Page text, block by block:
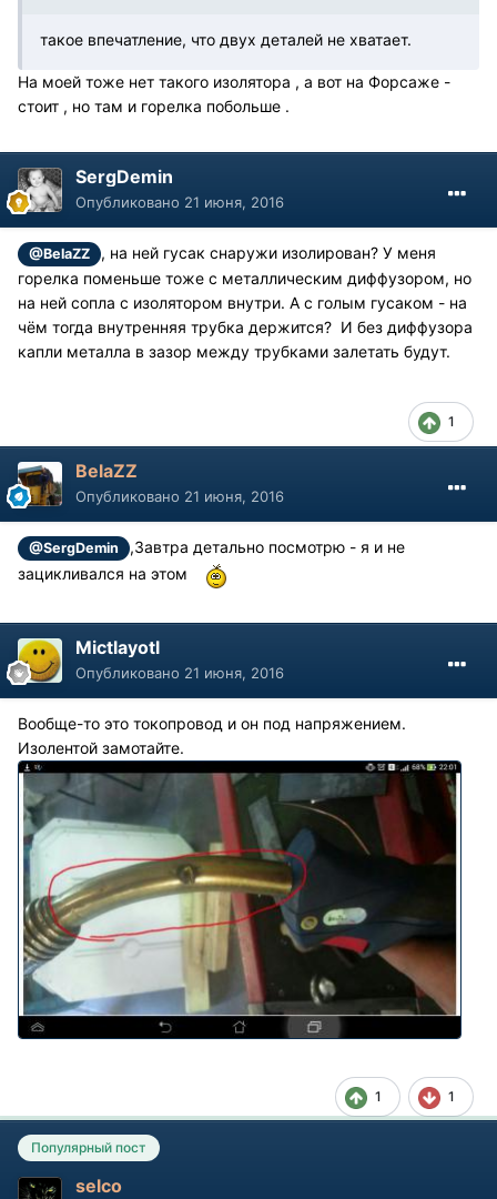
такое впечатление, что двух деталей не хватает.
На моей тоже нет такого изолятора , а вот на Форсаже -
стоит , но там и горелка побольше .
SergDemin
Опубликовано 21 июня, 2016
@BelaZZ
, на ней гусак снаружи изолирован? У меня
горелка поменьше тоже с металлическим диффузором, но
на ней сопла с изолятором внутри. А с голым гусаком - на
чём тогда внутренняя трубка держится? И без диффузора
капли металла в зазор между трубками залетать будут.
1
BelaZZ
Опубликовано 21 июня, 2016
@SergDemin
,Завтра детально посмотрю - я и не
зацикливался на этом
Mictlayotl
Опубликовано 21 июня, 2016
Вообще-то это токопровод и он под напряжением.
Изолентой замотайте.
1 1
Популярный пост
selco